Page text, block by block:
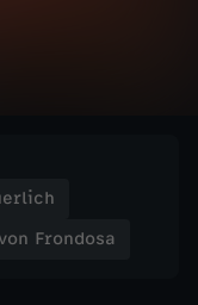
Frondosa